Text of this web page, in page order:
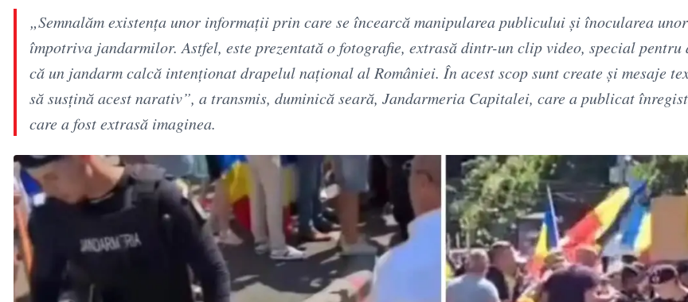
„Semnalăm existenţa unor informaţii prin care se încearcă manipularea publicului şi înocularea
împotriva jandarmilor. Astfel, este prezentată o fotografie, extrasă dintr-un clip video, special pentru
că un jandarm calcă intenţionat drapelul naţional al României. În acest scop sunt create şi mesaje
să susţină acest narativ”, a transmis, duminică seară, Jandarmeria Capitalei, care a publicat
care a fost extrasă imaginea.